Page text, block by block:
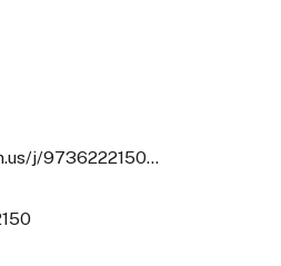
j/9736222150…